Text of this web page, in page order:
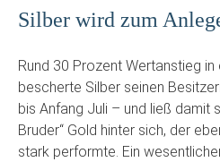
Silber wird zum
Rund 30 Prozent Wertanstieg
bescherte Silber seinen
bis Anfang Juli – und ließ damit
Bruder“ Gold hinter sich, der
stark performte. Ein